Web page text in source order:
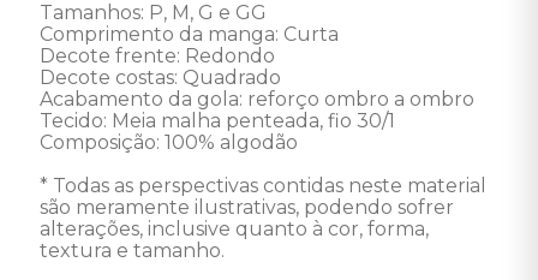
Tamanhos: P, M, G e GG
Comprimento da manga: Curta
Decote frente: Redondo
Decote costas: Quadrado
Acabamento da gola: reforço ombro a ombro
Tecido: Meia malha penteada, fio 30/1
Composição: 100% algodão
* Todas as perspectivas contidas neste material
são meramente ilustrativas, podendo sofrer
alterações, inclusive quanto à cor, forma,
textura e tamanho.